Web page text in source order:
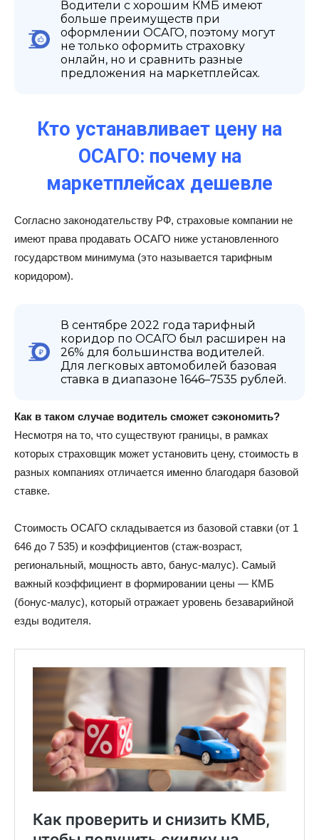
Водители с хорошим КМБ имеют
больше преимуществ при
оформлении ОСАГО, поэтому могут
не только оформить страховку
онлайн, но и сравнить разные
предложения на маркетплейсах.
Кто устанавливает цену на
ОСАГО: почему на
маркетплейсах дешевле
Согласно законодательству РФ, страховые компании не
имеют права продавать ОСАГО ниже установленного
государством минимума (это называется тарифным
коридором).
В сентябре 2022 года тарифный
коридор по ОСАГО был расширен на
26% для большинства водителей.
Для легковых автомобилей базовая
ставка в диапазоне 1646–7535 рублей.
Как в таком случае водитель сможет сэкономить?
Несмотря на то, что существуют границы, в рамках
которых страховщик может установить цену, стоимость в
разных компаниях отличается именно благодаря базовой
ставке.
Стоимость ОСАГО складывается из базовой ставки (от 1
646 до 7 535) и коэффициентов (стаж-возраст,
региональный, мощность авто, банус-малус). Самый
важный коэффициент в формировании цены — КМБ
(бонус-малус), который отражает уровень безаварийной
езды водителя.